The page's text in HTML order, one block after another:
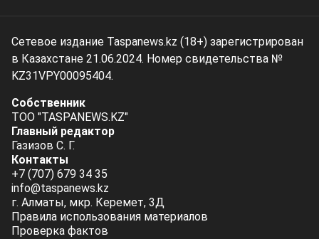
Сетевое издание Taspanews.kz (18+) зарегистрирован
в Казахстане 21.06.2024. Номер свидетельства №
KZ31VPY00095404.
Собственник
ТОО "TASPANEWS.KZ"
Главный редактор
Газизов С. Г.
Контакты
+7 (707) 679 34 35
info@taspanews.kz
г. Алматы, мкр. Керемет, 3Д
Правила использования материалов
Проверка фактов